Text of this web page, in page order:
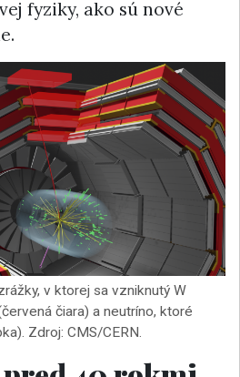
fyziky, ako sú nové
v ktorej sa vzniknutý W
čiara) a neutríno, ktoré
Zdroj: CMS/CERN.